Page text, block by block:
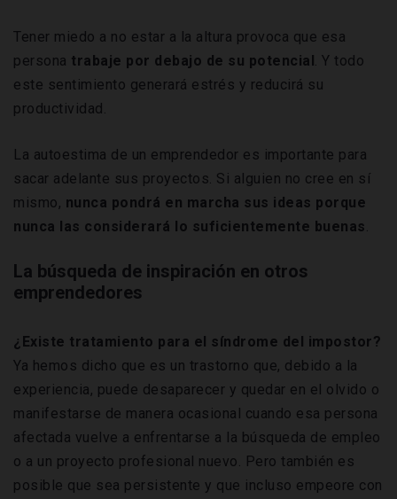
Tener miedo a no estar a la altura provoca que esa
persona trabaje por debajo de su potencial. Y todo
este sentimiento generará estrés y reducirá su
productividad.
La autoestima de un emprendedor es importante para
sacar adelante sus proyectos. Si alguien no cree en sí
mismo, nunca pondrá en marcha sus ideas porque
nunca las considerará lo suficientemente buenas.
La búsqueda de inspiración en otros
emprendedores
¿Existe tratamiento para el síndrome del impostor?
Ya hemos dicho que es un trastorno que, debido a la
experiencia, puede desaparecer y quedar en el olvido o
manifestarse de manera ocasional cuando esa persona
afectada vuelve a enfrentarse a la búsqueda de empleo
o a un proyecto profesional nuevo. Pero también es
posible que sea persistente y que incluso empeore con